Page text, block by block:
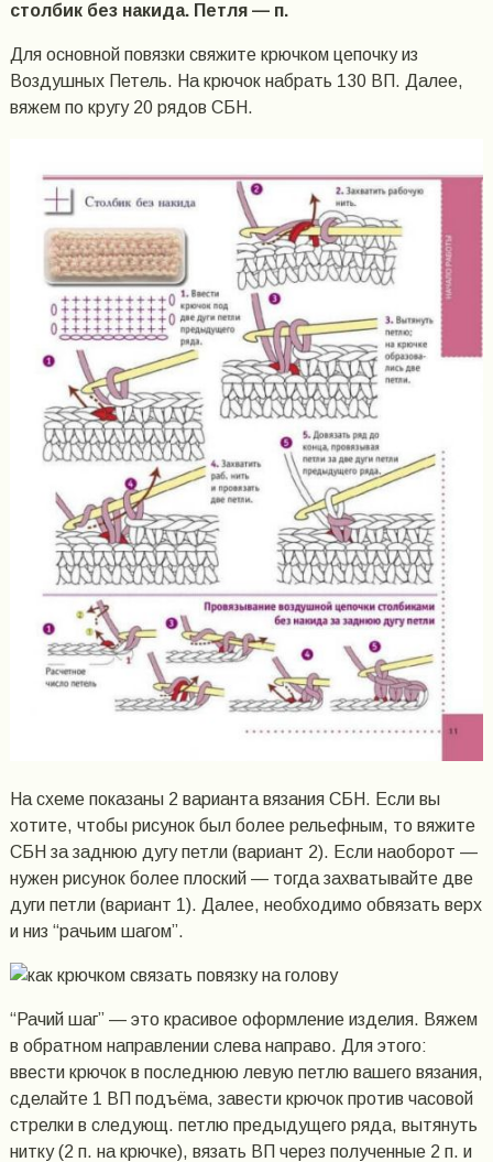
столбик без накида. Петля — п.
Для основной повязки свяжите крючком цепочку из
Воздушных Петель. На крючок набрать 130 ВП. Далее,
вяжем по кругу 20 рядов СБН.
На схеме показаны 2 варианта вязания СБН. Если вы
хотите, чтобы рисунок был более рельефным, то вяжите
СБН за заднюю дугу петли (вариант 2). Если наоборот —
нужен рисунок более плоский — тогда захватывайте две
дуги петли (вариант 1). Далее, необходимо обвязать верх
и низ “рачьим шагом”.
“Рачий шаг” — это красивое оформление изделия. Вяжем
в обратном направлении слева направо. Для этого:
ввести крючок в последнюю левую петлю вашего вязания,
сделайте 1 ВП подъёма, завести крючок против часовой
стрелки в следующ. петлю предыдущего ряда, вытянуть
нитку (2 п. на крючке), вязать ВП через полученные 2 п. и